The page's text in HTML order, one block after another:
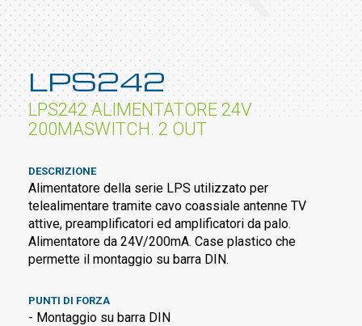
LPS242
LPS242 ALIMENTATORE 24V
200MASWITCH. 2 OUT
DESCRIZIONE
Alimentatore della serie LPS utilizzato per
telealimentare tramite cavo coassiale antenne TV
attive, preamplificatori ed amplificatori da palo.
Alimentatore da 24V/200mA. Case plastico che
permette il montaggio su barra DIN.
PUNTI DI FORZA
- Montaggio su barra DIN